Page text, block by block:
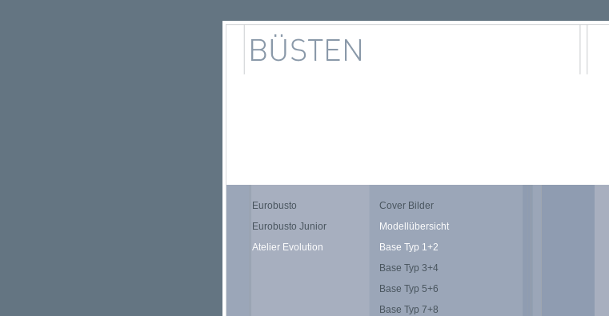
Eurobusto
Eurobusto Junior
Atelier Evolution
Cover Bilder
Modellübersicht
Base Typ 1+2
Base Typ 3+4
Base Typ 5+6
Base Typ 7+8